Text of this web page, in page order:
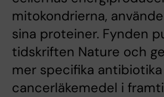
mitokondrierna,
sina proteiner. Fynden
tidskriften Nature och
mer specifika
cancerläkemedel i